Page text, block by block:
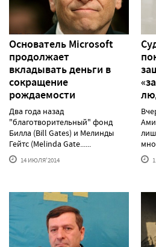
Основатель Microsoft
продолжает
вкладывать деньги в
сокращение
рождаемости
Два года назад
"благотворительный" фонд
Билла (Bill Gates) и Мелинды
Гейтс (Melinda Gate......
14 ИЮЛЯ'2014